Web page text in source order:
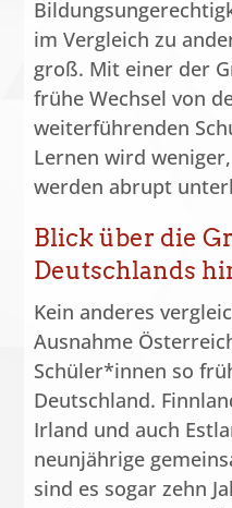
im Vergleich zu
groß. Mit einer der
frühe Wechsel von
weiterführenden
Lernen wird
werden abrupt
Blick über die
Deutschlands
Kein anderes
Ausnahme
Schüler*innen so
Deutschland.
Irland und auch
neunjährige
sind es sogar zehn